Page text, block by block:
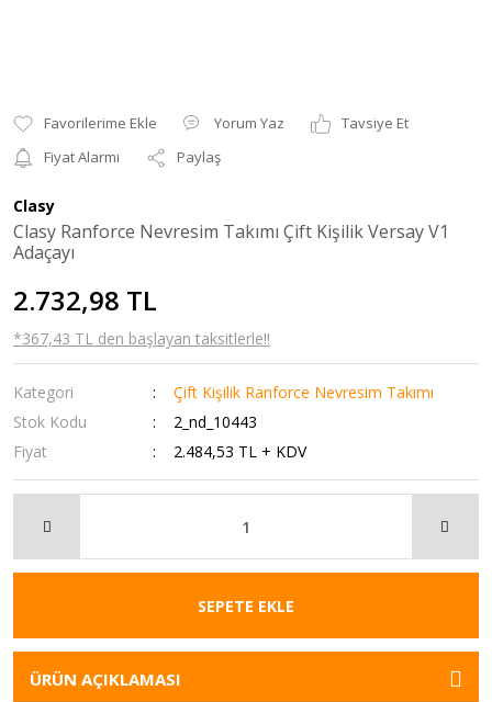
Yorum Yaz
Tavsiye Et
Fiyat Alarmı
Paylaş
Clasy
Clasy Ranforce Nevresim Takımı Çift Kişilik Versay V1
Adaçayı
2.732,98 TL
*367,43 TL den başlayan taksitlerle!!
Kategori
Çift Kişilik Ranforce Nevresim Takımı
Stok Kodu
2_nd_10443
Fiyat
2.484,53 TL + KDV
SEPETE EKLE
ÜRÜN AÇIKLAMASI